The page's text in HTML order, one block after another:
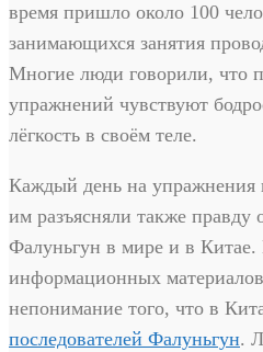
время пришло около 100
занимающихся занятия
Многие люди говорили, что
упражнений чувствуют
лёгкость в своём теле.
Каждый день на упражнения
им разъясняли также
Фалуньгун в мире и в
информационных
непонимание того, что в
последователей Фалуньгун.